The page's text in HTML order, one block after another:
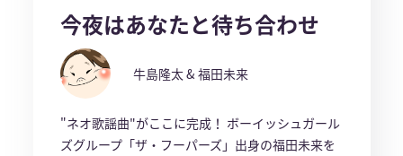
今夜はあなたと待ち合わせ
牛島隆太 & 福田未来
"ネオ歌謡曲"がここに完成！ ボーイッシュガール
ズグループ「ザ・フーパーズ」出身の福田未来を